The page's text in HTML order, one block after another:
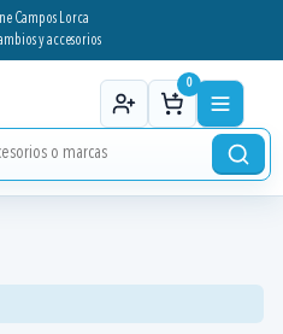
Campos Lorca
y accesorios
0